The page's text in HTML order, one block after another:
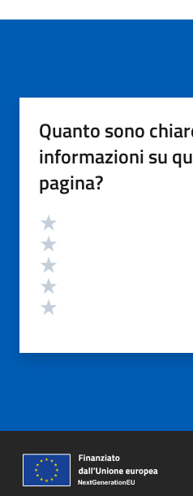
Quanto sono
informazioni su
pagina?
Valutazione